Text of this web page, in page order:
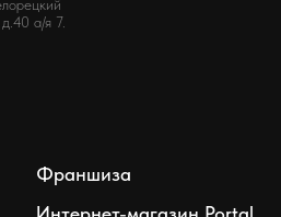
а/я 7.
Франшиза